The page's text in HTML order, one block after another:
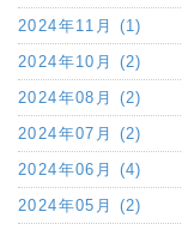
2024年11月 (1)
2024年10月 (2)
2024年08月 (2)
2024年07月 (2)
2024年06月 (4)
2024年05月 (2)